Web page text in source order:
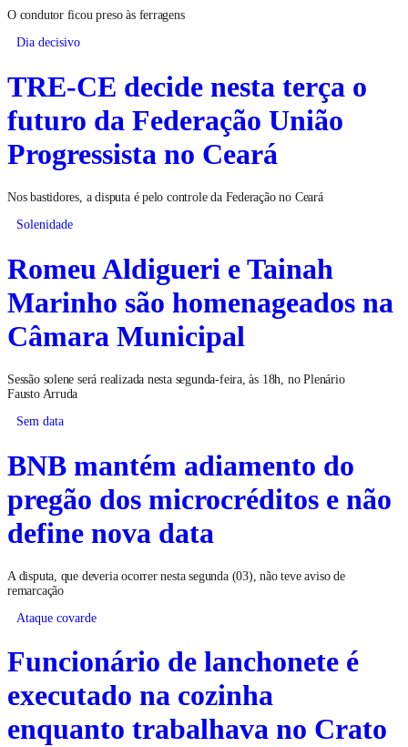
O condutor ficou preso às ferragens
Dia decisivo
TRE-CE decide nesta terça o
futuro da Federação União
Progressista no Ceará
Nos bastidores, a disputa é pelo controle da Federação no Ceará
Solenidade
Romeu Aldigueri e Tainah
Marinho são homenageados na
Câmara Municipal
Sessão solene será realizada nesta segunda-feira, às 18h, no Plenário
Fausto Arruda
Sem data
BNB mantém adiamento do
pregão dos microcréditos e não
define nova data
A disputa, que deveria ocorrer nesta segunda (03), não teve aviso de
remarcação
Ataque covarde
Funcionário de lanchonete é
executado na cozinha
enquanto trabalhava no Crato